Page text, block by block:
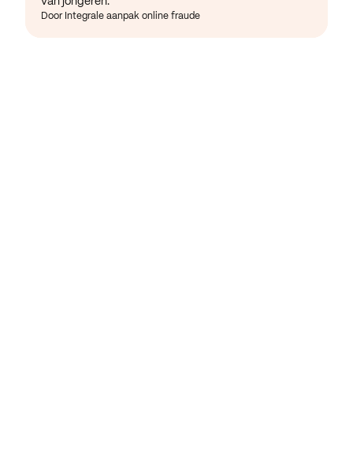
Door Integrale aanpak online fraude